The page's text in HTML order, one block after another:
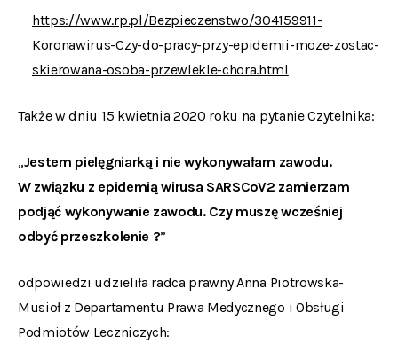
https://www.rp.pl/Bezpieczenstwo/304159911-
Koronawirus-Czy-do-pracy-przy-epidemii-moze-zostac-
skierowana-osoba-przewlekle-chora.html
Także w dniu 15 kwietnia 2020 roku na pytanie Czytelnika:
„Jestem pielęgniarką i nie wykonywałam zawodu.
W związku z epidemią wirusa SARSCoV2 zamierzam
podjąć wykonywanie zawodu. Czy muszę wcześniej
odbyć przeszkolenie ?”
odpowiedzi udzieliła radca prawny Anna Piotrowska-
Musioł z Departamentu Prawa Medycznego i Obsługi
Podmiotów Leczniczych: